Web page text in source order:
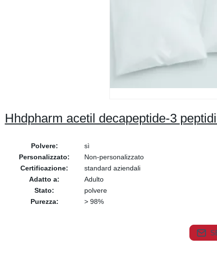
Hhdpharm acetil decapeptide-3
Polvere:
sì
Personalizzato:
Non-personalizzato
Certificazione:
standard aziendali
Adatto a:
Adulto
Stato:
polvere
Purezza:
> 98%